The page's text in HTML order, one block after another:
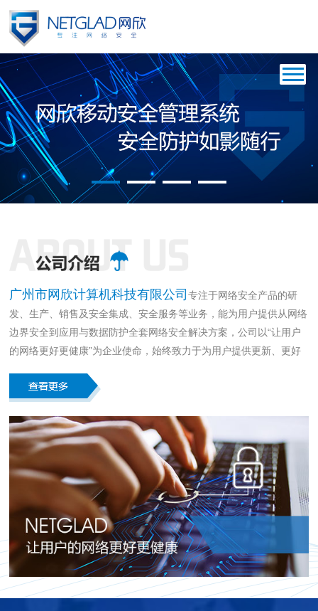
广州市网欣计算机科技有限公司专注于网络安全产品的研
发、生产、销售及安全集成、安全服务等业务，能为用户提供从网络
边界安全到应用与数据防护全套网络安全解决方案，公司以“让用户
的网络更好更健康”为企业使命，始终致力于为用户提供更新、更好